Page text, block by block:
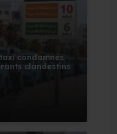
condamnés
clandestins